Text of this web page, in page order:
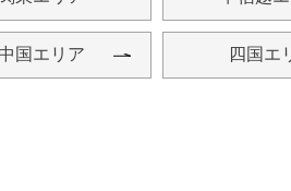
中国エリア 四国エ